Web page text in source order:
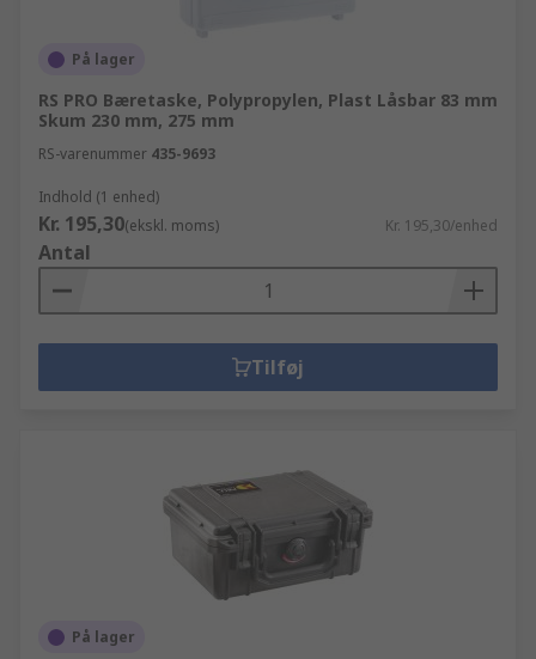
På lager
RS PRO Bæretaske, Polypropylen, Plast Låsbar 83 mm
Skum 230 mm, 275 mm
RS-varenummer 435-9693
Indhold (1 enhed)
Kr. 195,30(ekskl. moms) Kr. 195,30/enhed
Antal
Tilføj
På lager